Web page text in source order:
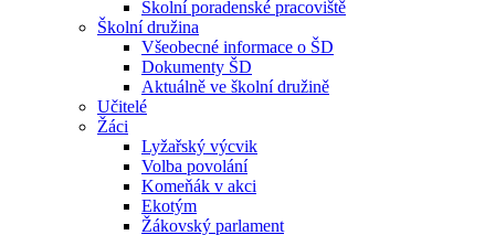
Školní poradenské pracoviště
Školní družina
Všeobecné informace o ŠD
Dokumenty ŠD
Aktuálně ve školní družině
Učitelé
Žáci
Lyžařský výcvik
Volba povolání
Komeňák v akci
Ekotým
Žákovský parlament